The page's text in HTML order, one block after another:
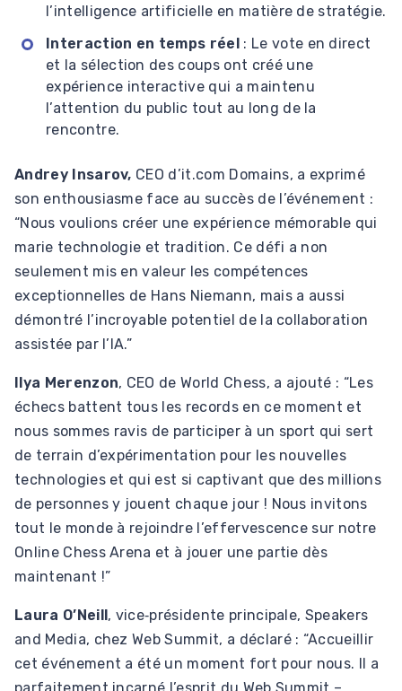
l’intelligence artificielle en matière de stratégie.
Interaction en temps réel : Le vote en direct
et la sélection des coups ont créé une
expérience interactive qui a maintenu
l’attention du public tout au long de la
rencontre.
Andrey Insarov, CEO d’it.com Domains, a exprimé
son enthousiasme face au succès de l’événement :
“Nous voulions créer une expérience mémorable qui
marie technologie et tradition. Ce défi a non
seulement mis en valeur les compétences
exceptionnelles de Hans Niemann, mais a aussi
démontré l’incroyable potentiel de la collaboration
assistée par l’IA.”
Ilya Merenzon, CEO de World Chess, a ajouté : “Les
échecs battent tous les records en ce moment et
nous sommes ravis de participer à un sport qui sert
de terrain d’expérimentation pour les nouvelles
technologies et qui est si captivant que des millions
de personnes y jouent chaque jour ! Nous invitons
tout le monde à rejoindre l’effervescence sur notre
Online Chess Arena et à jouer une partie dès
maintenant !”
Laura O’Neill, vice‑présidente principale, Speakers
and Media, chez Web Summit, a déclaré : “Accueillir
cet événement a été un moment fort pour nous. Il a